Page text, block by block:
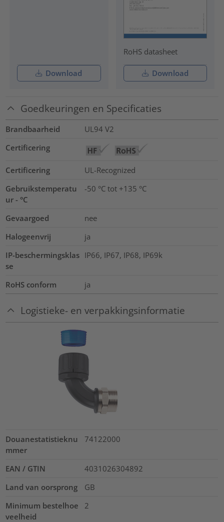
Download
RoHS datasheet
Download
Goedkeuringen en Specificaties
Brandbaarheid
UL94 V2
Certificering
Certificering
UL-Recognized
Gebruikstemperatu
ur - °C
-50 °C tot +135 °C
Gevaargoed
nee
Halogeenvrij
ja
IP-beschermingsklas
se
IP66, IP67, IP68, IP69k
RoHS conform ja
Logistieke- en verpakkingsinformatie
Douanestatistieknu
mmer
74122000
EAN / GTIN
4031026304892
Land van oorsprong
GB
Minimum bestelhoe
veelheid
2